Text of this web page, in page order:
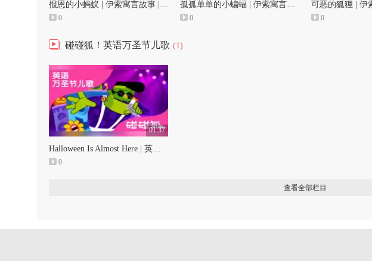
报恩的小蚂蚁 | 伊索寓言故事 | 碰碰狐！儿童儿歌
0
孤孤单单的小蝙蝠 | 伊索寓言故事 | 碰碰狐！儿童儿歌
0 0
碰碰狐！英语万圣节儿歌 (1)
01:37
Halloween Is Almost Here | 英语万圣节儿歌 | 碰碰狐！儿童儿歌
0
查看全部栏目